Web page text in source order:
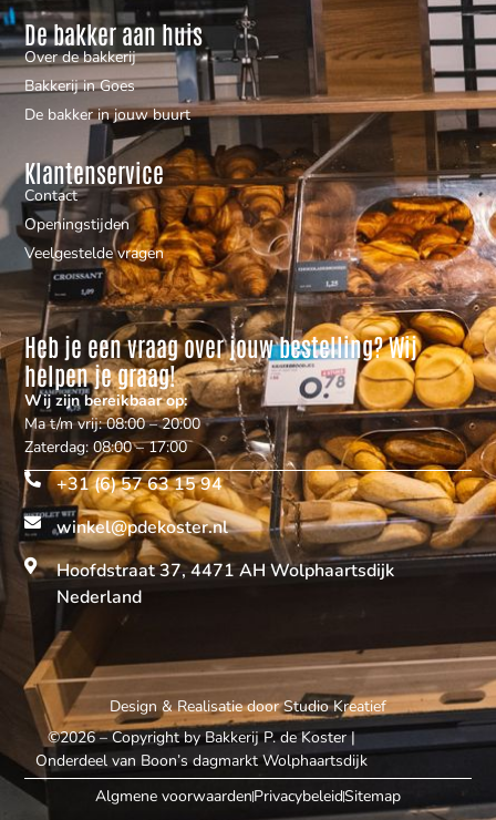
De bakker aan huis
Over de bakkerij
Bakkerij in Goes
De bakker in jouw buurt
Klantenservice
Contact
Openingstijden
Veelgestelde vragen
Heb je een vraag over jouw bestelling? Wij
helpen je graag!
Wij zijn bereikbaar op:
Ma t/m vrij: 08:00 – 20:00
Zaterdag: 08:00 – 17:00
+31 (6) 57 63 15 94
winkel@pdekoster.nl
Hoofdstraat 37, 4471 AH Wolphaartsdijk
Nederland
©2026 – Copyright by Bakkerij P. de Koster|
Onderdeel van Boon’s dagmarkt Wolphaartsdijk
Design & Realisatie doorStudio Kreatief
Algmene voorwaardenPrivacybeleidSitemap